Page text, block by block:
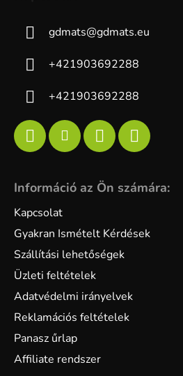
gdmats@gdmats.eu
+421903692288
+421903692288
Információ az Ön számára:
Kapcsolat
Gyakran Ismételt Kérdések
Szállítási lehetőségek
Üzleti feltételek
Adatvédelmi irányelvek
Reklamációs feltételek
Panasz űrlap
Affiliate rendszer